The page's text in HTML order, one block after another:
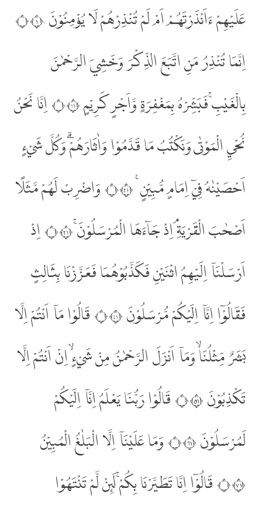
عَلَيْهِمْ ءَاَنْذَرْتَهُمْ اَمْ لَمْ تُنْذِرْهُمْ لَا يُؤْمِنُوْنَ ۝١٠
اِنَّمَا تُنْذِرُ مَنِ اتَّبَعَ الذِّكْرَ وَخَشِيَ الرَّحْمٰنَ
بِالْغَيْبِۚ فَبَشِّرْهُ بِمَغْفِرَةٍ وَّاَجْرٍ كَرِيْمٍ ۝١١ اِنَّا نَحْنُ
نُحْيِ الْمَوْتٰى وَنَكْتُبُ مَا قَدَّمُوْا وَاٰثَارَهُمْۗ وَكُلَّ شَيْءٍ
اَحْصَيْنٰهُ فِيْٓ اِمَامٍ مُّبِيْنٍ ࣖ ۝١٢ وَاضْرِبْ لَهُمْ مَّثَلًا
اَصْحٰبَ الْقَرْيَةِۘ اِذْ جَاۤءَهَا الْمُرْسَلُوْنَۚ ۝١٣ اِذْ
اَرْسَلْنَآ اِلَيْهِمُ اثْنَيْنِ فَكَذَّبُوْهُمَا فَعَزَّزْنَا بِثَالِثٍ
فَقَالُوْٓا اِنَّآ اِلَيْكُمْ مُّرْسَلُوْنَ ۝١٤ قَالُوْا مَآ اَنْتُمْ اِلَّا
بَشَرٌ مِّثْلُنَاۙ وَمَآ اَنْزَلَ الرَّحْمٰنُ مِنْ شَيْءٍۙ اِنْ اَنْتُمْ اِلَّا
تَكْذِبُوْنَ ۝١٥ قَالُوْا رَبُّنَا يَعْلَمُ اِنَّآ اِلَيْكُمْ
لَمُرْسَلُوْنَ ۝١٦ وَمَا عَلَيْنَآ اِلَّا الْبَلٰغُ الْمُبِيْنُ
۝١٧ قَالُوْٓا اِنَّا تَطَيَّرْنَا بِكُمْۚ لَىِٕنْ لَّمْ تَنْتَهُوْا